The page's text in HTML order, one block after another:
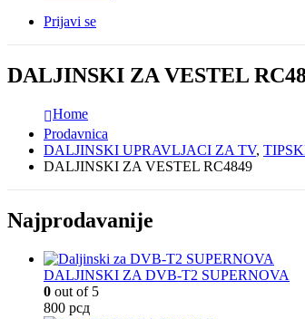
Prijavi se
DALJINSKI ZA VESTEL
Home
Prodavnica
DALJINSKI UPRAVLJACI ZA TV,
DALJINSKI ZA VESTEL RC4849
Najprodavanije
DALJINSKI ZA DVB-T2 SUPERNOVA
0 out of 5
800 рсд